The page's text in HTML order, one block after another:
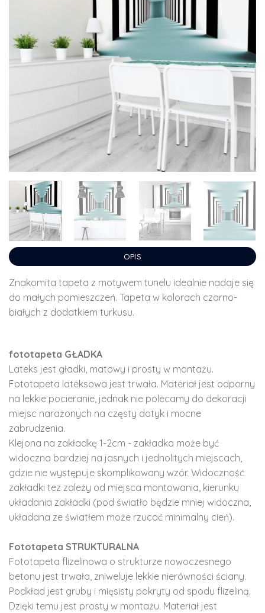
OPIS
Znakomita tapeta z motywem tunelu idealnie nadaje się
do małych pomieszczeń. Tapeta w kolorach czarno-
białych z dodatkiem turkusu.
fototapeta GŁADKA
Lateks jest gładki, matowy i prosty w montażu.
Fototapeta lateksowa jest trwała. Materiał jest odporny
na lekkie pocieranie, jednak nie polecamy do dekoracji
miejsc narażonych na częsty dotyk i mocne
zabrudzenia.
Klejona na zakładkę 1-2cm - zakładka może być
widoczna bardziej na jasnych i jednolitych miejscach,
gdzie nie występuje skomplikowany wzór. Widoczność
zakładki tez zależy od miejsca montowania, kierunku
układania zakładki (pod światło będzie mniej widoczna,
układana ze światłem może rzucać minimalny cień).
Fototapeta STRUKTURALNA
Fototapeta flizelinowa o strukturze nowoczesnego
betonu jest trwała, zniweluje lekkie nierówności ściany.
Podkład jest gruby i mięsisty pokryty od spodu flizeliną.
Dzięki temu jest prosty w montażu. Materiał jest